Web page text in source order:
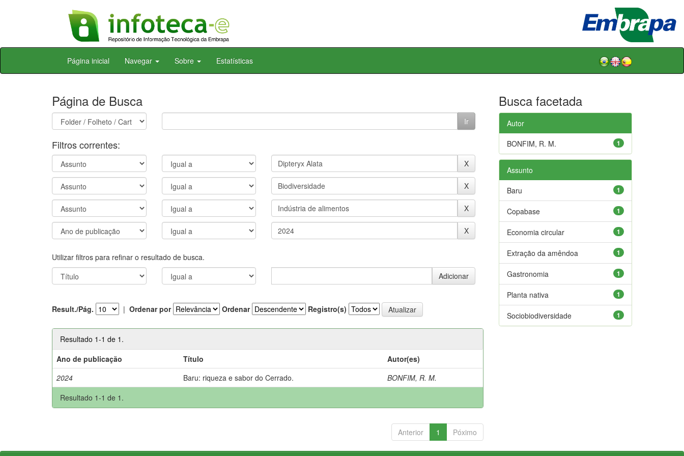
Skip
Página inicial Navegar Sobre Estatísticas
Página de Busca
Filtros correntes:
Utilizar filtros para refinar o resultado de busca.
Result./Pág. | Ordenar por Ordenar Registro(s)
Resultado 1-1 de 1.
Ano de publicação
Título
Autor(es)
2024
Baru: riqueza e sabor do Cerrado.
BONFIM, R. M.
Resultado 1-1 de 1.
Anterior 1 Póximo
Busca facetada
Autor
1
BONFIM, R. M.
Assunto
1
Baru
1
Copabase
1
Economia circular
1
Extração da amêndoa
1
Gastronomia
1
Planta nativa
1
Sociobiodiversidade